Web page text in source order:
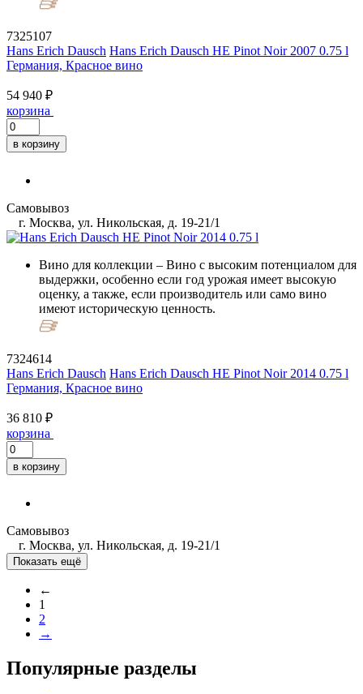
7325107
Hans Erich Dausch Hans Erich Dausch HE Pinot Noir 2007 0.75 l
Германия, Красное вино
54 940 ₽
корзина
в корзину
Самовывоз
г. Москва, ул. Никольская, д. 19-21/1
Вино для коллекции – Вино с высоким потенциалом для
выдержки, особенно если год урожая имеет высокую
оценку, а также, если производитель или само вино
имеют историческую ценность.
7324614
Hans Erich Dausch Hans Erich Dausch HE Pinot Noir 2014 0.75 l
Германия, Красное вино
36 810 ₽
корзина
в корзину
Самовывоз
г. Москва, ул. Никольская, д. 19-21/1
Показать ещё
←
1
2
→
Популярные разделы